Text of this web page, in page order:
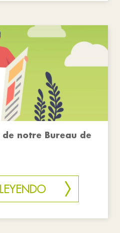
notre Bureau de